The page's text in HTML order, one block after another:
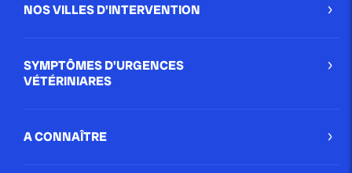
NOS VILLES D'INTERVENTION
SYMPTÔMES D'URGENCES
VÉTÉRINIARES
A CONNAÎTRE